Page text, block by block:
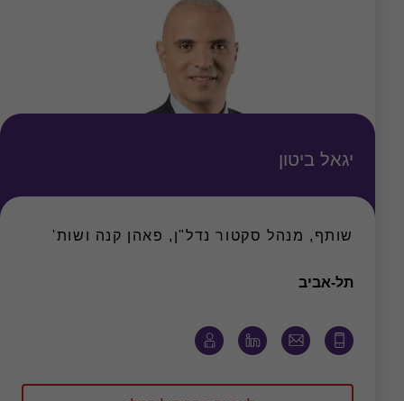
יגאל ביטון
שותף, מנהל סקטור נדל"ן, פאהן קנה ושות'
תל-אביב